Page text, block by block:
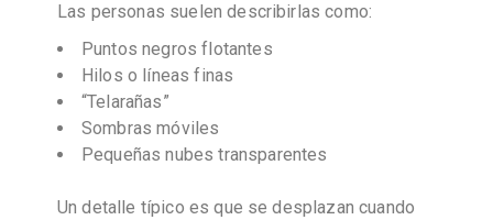
Las personas suelen describirlas como:
Puntos negros flotantes
Hilos o líneas finas
“Telarañas”
Sombras móviles
Pequeñas nubes transparentes
Un detalle típico es que se desplazan cuando